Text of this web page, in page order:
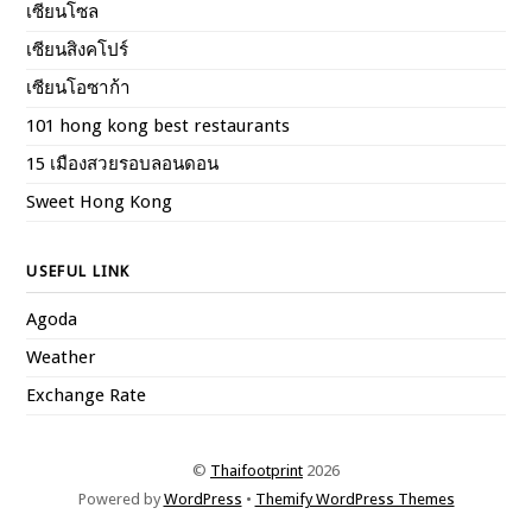
เซียนโซล
เซียนสิงคโปร์
เซียนโอซาก้า
101 hong kong best restaurants
15 เมืองสวยรอบลอนดอน
Sweet Hong Kong
USEFUL LINK
Agoda
Weather
Exchange Rate
© Thaifootprint 2026
Powered byWordPress • Themify WordPress Themes